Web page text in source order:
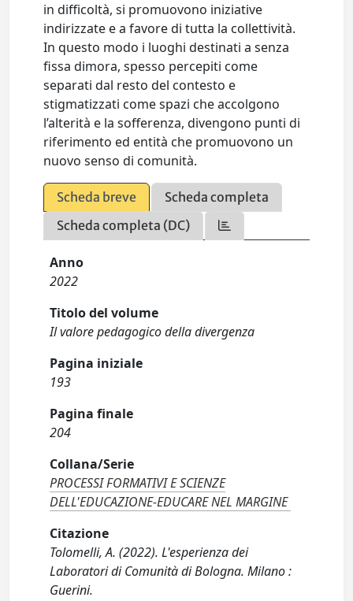
in difficoltà, si promuovono iniziative
indirizzate e a favore di tutta la collettività.
In questo modo i luoghi destinati a senza
fissa dimora, spesso percepiti come
separati dal resto del contesto e
stigmatizzati come spazi che accolgono
l’alterità e la sofferenza, divengono punti di
riferimento ed entità che promuovono un
nuovo senso di comunità.
Scheda breve
Scheda completa
Scheda completa (DC)
Anno
2022
Titolo del volume
Il valore pedagogico della divergenza
Pagina iniziale
193
Pagina finale
204
Collana/Serie
PROCESSI FORMATIVI E SCIENZE
DELL'EDUCAZIONE-EDUCARE NEL MARGINE
Citazione
Tolomelli, A. (2022). L'esperienza dei
Laboratori di Comunità di Bologna. Milano :
Guerini.